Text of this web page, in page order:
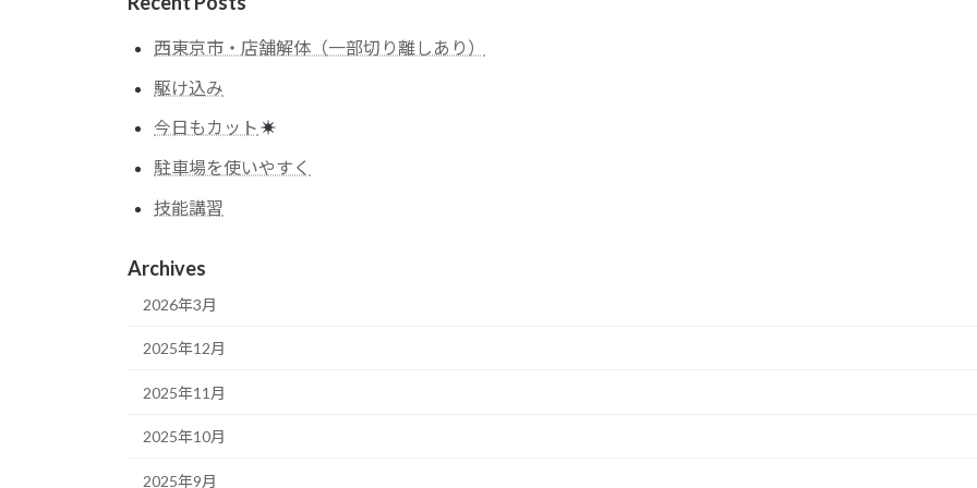
西東京市・店舗解体（一部切り離しあり）
駆け込み
今日もカット
駐車場を使いやすく
技能講習
Archives
2026年3月
2025年12月
2025年11月
2025年10月
2025年9月